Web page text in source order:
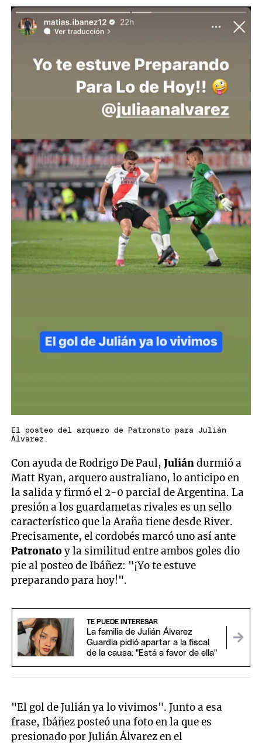
El posteo del arquero de Patronato para Julián
Álvarez.
Con ayuda de Rodrigo De Paul,Juliándurmió a
Matt Ryan, arquero australiano, lo anticipo en
la salida y firmó el 2-0 parcial de Argentina. La
presión a los guardametas rivales es un sello
característico que la Araña tiene desde River.
Precisamente, el cordobés marcó uno así ante
Patronatoy la similitud entre ambos goles dio
pie al posteo de Ibáñez: "¡Yo te estuve
preparando para hoy!".
TE PUEDE INTERESAR
La familia de Julián Álvarez
Guardia pidió apartar a la fiscal
de la causa: "Está a favor de ella"
"El gol de Julián ya lo vivimos". Junto a esa
frase, Ibáñez posteó una foto en la que es
presionado por Julián Álvarez en el